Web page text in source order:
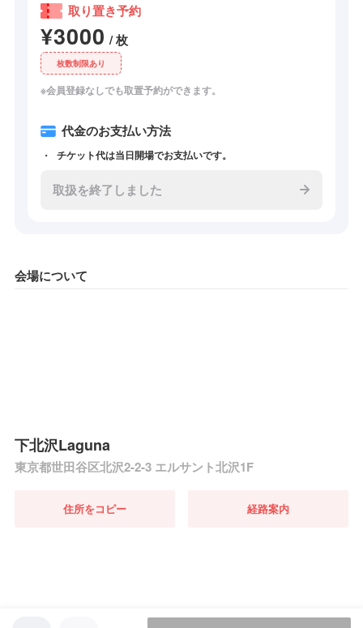
取り置き予約
¥3000 / 枚
枚数制限あり
※会員登録なしでも取置予約ができます。
代金のお支払い方法
チケット代は当日開場でお支払いです。
取扱を終了しました
会場について
下北沢Laguna
東京都世田谷区北沢2-2-3 エルサント北沢1F
住所をコピー 経路案内